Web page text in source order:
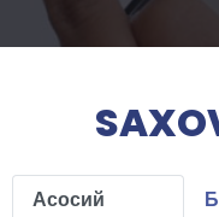
Асосий